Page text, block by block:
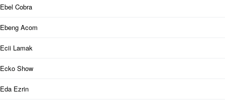
Ebel Cobra
Ebeng Acom
Ecii Lamak
Ecko Show
Eda Ezrin